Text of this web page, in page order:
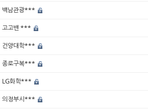
백남관광***
고고밴 ***
건양대학***
종로구복***
LG화학***
의정부시***